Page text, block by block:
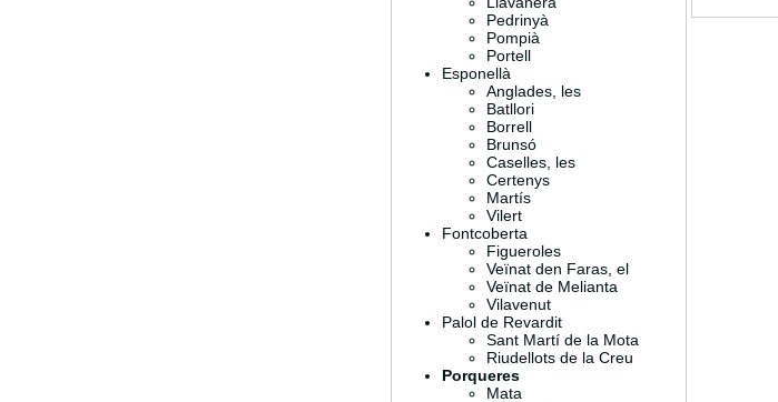
Pedrinyà
Pompià
Portell
Esponellà
Anglades, les
Batllori
Borrell
Brunsó
Caselles, les
Certenys
Martís
Vilert
Fontcoberta
Figueroles
Veïnat den Faras, el
Veïnat de Melianta
Vilavenut
Palol de Revardit
Sant Martí de la Mota
Riudellots de la Creu
Porqueres
Mata